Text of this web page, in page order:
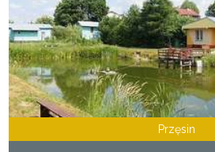
Przęsin